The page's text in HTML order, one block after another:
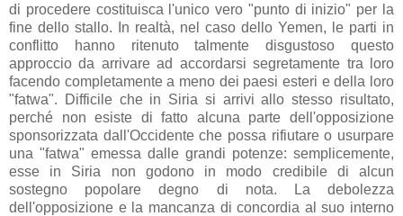
di procedere costituisca l'unico vero "punto di inizio" per la
fine dello stallo. In realtà, nel caso dello Yemen, le parti in
conflitto hanno ritenuto talmente disgustoso questo
approccio da arrivare ad accordarsi segretamente tra loro
facendo completamente a meno dei paesi esteri e della loro
"fatwa". Difficile che in Siria si arrivi allo stesso risultato,
perché non esiste di fatto alcuna parte dell'opposizione
sponsorizzata dall'Occidente che possa rifiutare o usurpare
una "fatwa" emessa dalle grandi potenze: semplicemente,
esse in Siria non godono in modo credibile di alcun
sostegno popolare degno di nota. La debolezza
dell'opposizione e la mancanza di concordia al suo interno